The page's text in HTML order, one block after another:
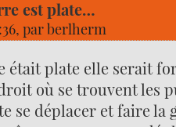
est plate…
parberlherm
était plate elle serait
où se trouvent les
se déplacer et faire la